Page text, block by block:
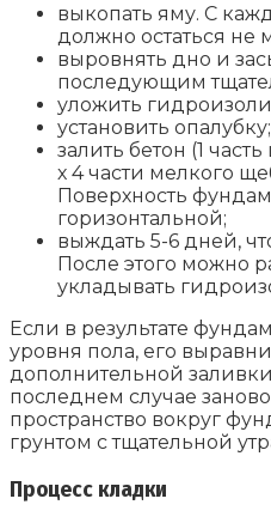
выкопать яму. С
должно остаться не
выровнять дно и
последующим
уложить
установить опалубку;
залить бетон (1
х 4 части мелкого
Поверхность
горизонтальной;
выждать 5-6 дней,
После этого можно
укладывать
Если в результате
уровня пола, его
дополнительной
последнем случае
пространство вокруг
грунтом с тщательной
Процесс кладки